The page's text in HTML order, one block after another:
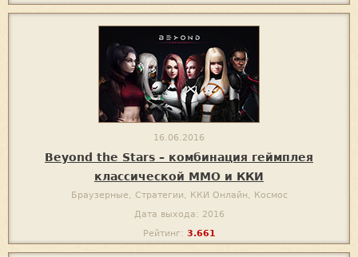
16.06.2016
Beyond the Stars – комбинация геймплея
классической ММО и ККИ
Браузерные, Стратегии, ККИ Онлайн, Космос
Дата выхода: 2016
Рейтинг: 3.661